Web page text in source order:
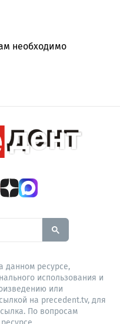
необходимо
this site, enter a
данном ресурсе,
использования и
или
на precedent.tv, для
По вопросам